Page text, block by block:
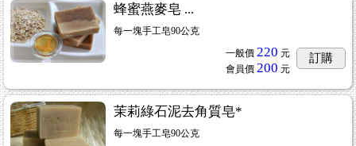
蜂蜜燕麥皂 ...
每一塊手工皂90公克
一般價 220 元
會員價 200 元
訂購
茉莉綠石泥去角質皂*
每一塊手工皂90公克